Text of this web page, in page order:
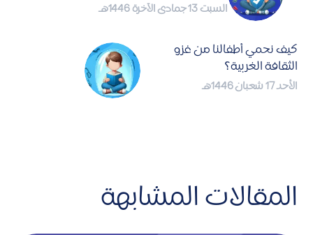
السبت 13 جمادى الآخرة 1446هـ
كيف نحمي أطفالنا من غزو
الثقافة الغربية؟
الأحد 17 شعبان 1446هـ
المقالات المشابهة